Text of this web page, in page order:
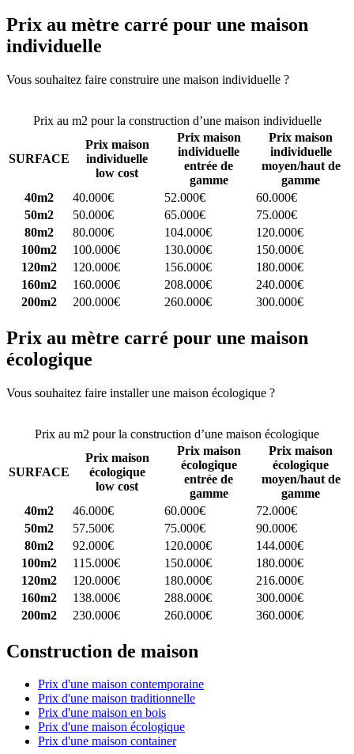
Prix au mètre carré pour une maison
individuelle
Vous souhaitez faire construire une maison individuelle ?
Prix au m2 pour la construction d’une maison individuelle
SURFACE
Prix maison
individuelle
low cost
Prix maison
individuelle
entrée de
gamme
Prix maison
individuelle
moyen/haut de
gamme
40m2
40.000€ 52.000€
60.000€
50m2
50.000€ 65.000€
75.000€
80m2
80.000€ 104.000€
120.000€
100m2
100.000€ 130.000€
150.000€
120m2
120.000€ 156.000€
180.000€
160m2
160.000€ 208.000€
240.000€
200m2
200.000€ 260.000€ 300.000€
Prix au mètre carré pour une maison
écologique
Vous souhaitez faire installer une maison écologique ?
Prix au m2 pour la construction d’une maison écologique
SURFACE
Prix maison
écologique
low cost
Prix maison
écologique
entrée de
gamme
Prix maison
écologique
moyen/haut de
gamme
40m2
46.000€ 60.000€
72.000€
50m2
57.500€ 75.000€
90.000€
80m2
92.000€ 120.000€
144.000€
100m2
115.000€ 150.000€
180.000€
120m2
120.000€ 180.000€
216.000€
160m2
138.000€ 288.000€
300.000€
200m2
230.000€ 260.000€ 360.000€
Construction de maison
Prix d'une maison contemporaine
Prix d'une maison traditionnelle
Prix d'une maison en bois
Prix d'une maison écologique
Prix d'une maison container